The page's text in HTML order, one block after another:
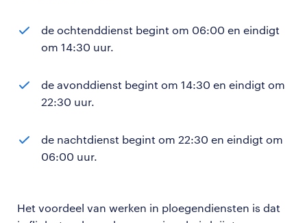
de ochtenddienst begint om 06:00 en eindigt
om 14:30 uur.
de avonddienst begint om 14:30 en eindigt om
22:30 uur.
de nachtdienst begint om 22:30 en eindigt om
06:00 uur.
Het voordeel van werken in ploegendiensten is dat